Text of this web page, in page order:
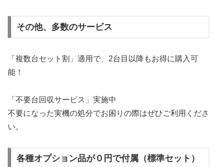
その他、多数のサービス
「複数台セット割」適用で、2台目以降もお得に購入可
能！
「不要台回収サービス」実施中
不要になった実機の処分でお困りの際はぜひご利用くださ
い。
各種オプション品が０円で付属（標準セット）